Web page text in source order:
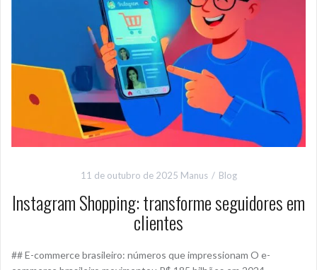
11 de outubro de 2025 Manus Blog
Instagram Shopping: transforme seguidores em
clientes
## E-commerce brasileiro: números que impressionam O e-